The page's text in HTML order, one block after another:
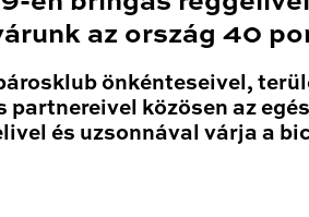
az ország 40
önkénteseivel,
partnereivel közösen az
és uzsonnával várja a